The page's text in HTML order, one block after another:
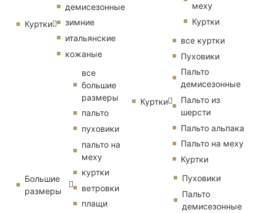
Куртки
демисезонные
зимние
итальянские
кожаные
Большие
размеры
все
большие
размеры
пальто
пуховики
пальто на
меху
куртки
ветровки
плащи
меху
Куртки
Куртки
все куртки
Пуховики
Пальто
демисезонные
Пальто из
шерсти
Пальто альпака
Пальто на меху
Куртки
Пуховики
Пальто
демисезонные